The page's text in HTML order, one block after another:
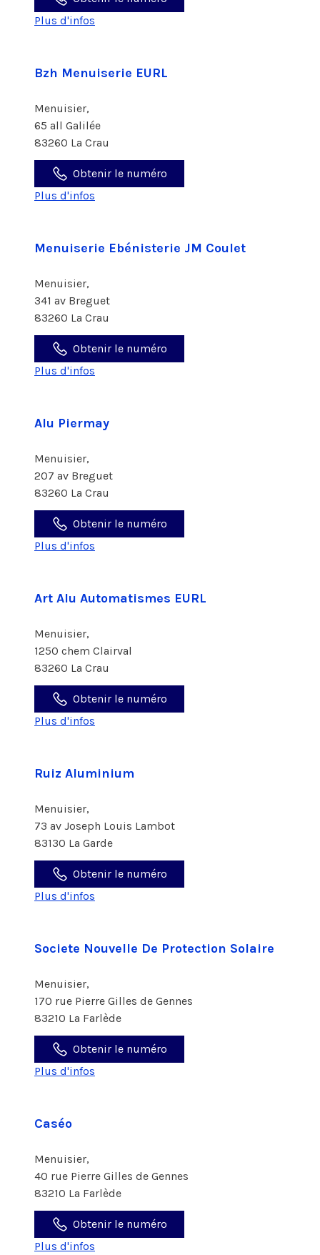
Plus d'infos
Bzh Menuiserie EURL
Menuisier,
65 all Galilée
83260 La Crau
Obtenir le numéro
Plus d'infos
Menuiserie Ebénisterie JM Coulet
Menuisier,
341 av Breguet
83260 La Crau
Obtenir le numéro
Plus d'infos
Alu Piermay
Menuisier,
207 av Breguet
83260 La Crau
Obtenir le numéro
Plus d'infos
Art Alu Automatismes EURL
Menuisier,
1250 chem Clairval
83260 La Crau
Obtenir le numéro
Plus d'infos
Ruiz Aluminium
Menuisier,
73 av Joseph Louis Lambot
83130 La Garde
Obtenir le numéro
Plus d'infos
Societe Nouvelle De Protection Solaire
Menuisier,
170 rue Pierre Gilles de Gennes
83210 La Farlède
Obtenir le numéro
Plus d'infos
Caséo
Menuisier,
40 rue Pierre Gilles de Gennes
83210 La Farlède
Obtenir le numéro
Plus d'infos